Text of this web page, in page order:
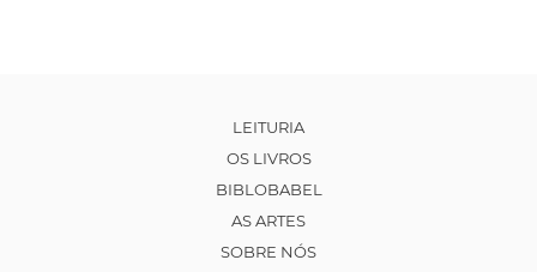
LEITURIA
OS LIVROS
BIBLOBABEL
AS ARTES
SOBRE NÓS